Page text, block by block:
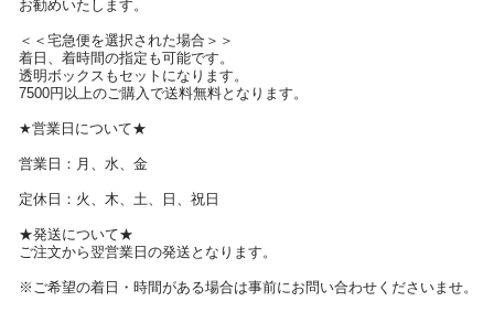
お勧めいたします。
＜＜宅急便を選択された場合＞＞
着日、着時間の指定も可能です。
透明ボックスもセットになります。
7500円以上のご購入で送料無料となります。
★営業日について★
営業日：月、水、金
定休日：火、木、土、日、祝日
★発送について★
ご注文から翌営業日の発送となります。
※ご希望の着日・時間がある場合は事前にお問い合わせくださいませ。